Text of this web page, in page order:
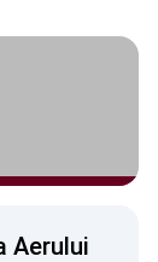
Aerului